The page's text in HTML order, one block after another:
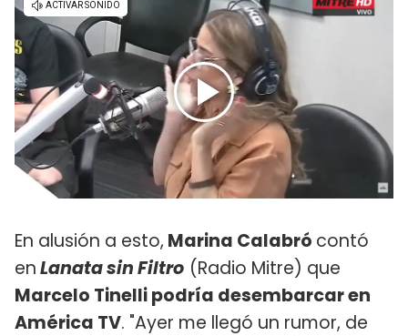
En alusión a esto, Marina Calabró contó
enLanata sin Filtro (Radio Mitre) que
Marcelo Tinelli podría desembarcar en
América TV. "Ayer me llegó un rumor, de